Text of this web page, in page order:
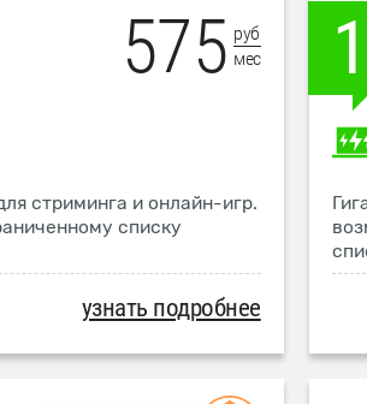
575 руб
мес
стриминга и онлайн-игр.
списку
узнать подробнее